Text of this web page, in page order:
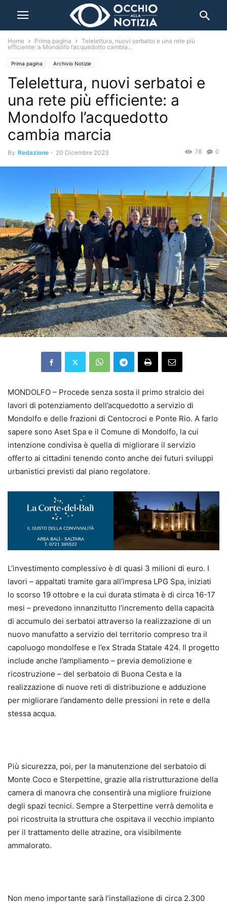
Home Prima pagina
Telelettura, nuovi serbatoi e una rete più
efficiente: a Mondolfo l’acquedotto cambia...
Prima pagina Archivio Notizie
Telelettura, nuovi serbatoi e
una rete più efficiente: a
Mondolfo l’acquedotto
cambia marcia
By Redazione - 20 Dicembre 2023 0
78
MONDOLFO – Procede senza sosta il primo stralcio dei
lavori di potenziamento dell’acquedotto a servizio di
Mondolfo e delle frazioni di Centocroci e Ponte Rio. A farlo
sapere sono Aset Spa e il Comune di Mondolfo, la cui
intenzione condivisa è quella di migliorare il servizio
offerto ai cittadini tenendo conto anche dei futuri sviluppi
urbanistici previsti dal piano regolatore.
L’investimento complessivo è di quasi 3 milioni di euro. I
lavori – appaltati tramite gara all’impresa LPG Spa, iniziati
lo scorso 19 ottobre e la cui durata stimata è di circa 16-17
mesi – prevedono innanzitutto l’incremento della capacità
di accumulo dei serbatoi attraverso la realizzazione di un
nuovo manufatto a servizio del territorio compreso tra il
capoluogo mondolfese e l’ex Strada Statale 424. Il progetto
include anche l’ampliamento – previa demolizione e
ricostruzione – del serbatoio di Buona Cesta e la
realizzazione di nuove reti di distribuzione e adduzione
per migliorare l’andamento delle pressioni in rete e della
stessa acqua.
Più sicurezza, poi, per la manutenzione del serbatoio di
Monte Coco e Sterpettine, grazie alla ristrutturazione della
camera di manovra che consentirà una migliore fruizione
degli spazi tecnici. Sempre a Sterpettine verrà demolita e
poi ricostruita la struttura che ospitava il vecchio impianto
per il trattamento delle atrazine, ora visibilmente
ammalorato.
Non meno importante sarà l’installazione di circa 2.300